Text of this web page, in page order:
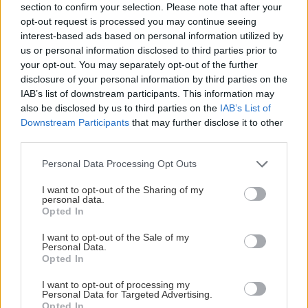
section to confirm your selection. Please note that after your
opt-out request is processed you may continue seeing
interest-based ads based on personal information utilized by
us or personal information disclosed to third parties prior to
your opt-out. You may separately opt-out of the further
disclosure of your personal information by third parties on the
IAB’s list of downstream participants. This information may
also be disclosed by us to third parties on the IAB’s List of
Downstream Participants that may further disclose it to other
Please note that this website/app uses one or more Google
not limited to your visit or usage behaviour. You may click to
grant or deny consent to Google and its third-party tags to
use your data for below specified purposes in below Google
consent section.
Personal Data Processing Opt Outs
I want to opt-out of the Sharing of my
personal data.
Opted In
I want to opt-out of the Sale of my
Personal Data.
Opted In
I want to opt-out of processing my
Personal Data for Targeted Advertising.
Opted In
Kanada ger viktiga svar
I Windsor väntar sex matcher mot internationellt motstånd
och spel på mindre rink. För ledarstaben handlar
turneringen framför allt om att samla erfarenheter. Hur
fungerar olika spelare tillsammans? Vilka relationer växer
fram? Och vilka delar av spelet behöver utvecklas innan
nästa landslagssamling?
Det är frågor som kommer att få större betydelse än
– När vi kommer hem vill vi känna att vi är på rätt väg. Det
kommer alltid att finnas saker vi behöver justera, men
framför allt vill vi lära känna spelarna och förstå hur vi kan
hjälpa dem att utvecklas. Ju bättre vi lär känna dem, desto
bättre blir vi som lag, säger Hävelid.
En del av förberedelserna handlar också om att anpassa
spelet till nordamerikanska förhållanden. På den mindre